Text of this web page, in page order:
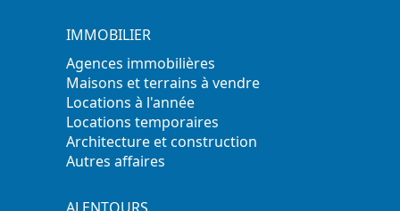
IMMOBILIER
Agences immobilières
Maisons et terrains à vendre
Locations à l'année
Locations temporaires
Architecture et construction
Autres affaires